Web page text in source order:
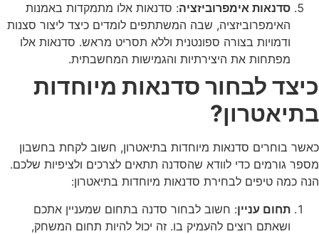
סדנאות אימפרוביזציה: סדנאות אלו מתמקדות באמנות
האימפרוביזציה, שבה המשתתפים לומדים כיצד ליצור סצנות
ודמויות בצורה ספונטנית וללא תסריט מראש. סדנאות אלו
מפתחות את היצירתיות והגמישות המחשבתית.
כיצד לבחור סדנאות מיוחדות
בתיאטרון?
כאשר בוחרים סדנאות מיוחדות בתיאטרון, חשוב לקחת בחשבון
מספר גורמים כדי לוודא שהסדנה תתאים לצרכים ולציפיות שלכם.
הנה כמה טיפים לבחירת סדנאות מיוחדות בתיאטרון:
תחום עניין: חשוב לבחור סדנה בתחום שמעניין אתכם
ושאתם רוצים להעמיק בו. זה יכול להיות תחום המשחק,